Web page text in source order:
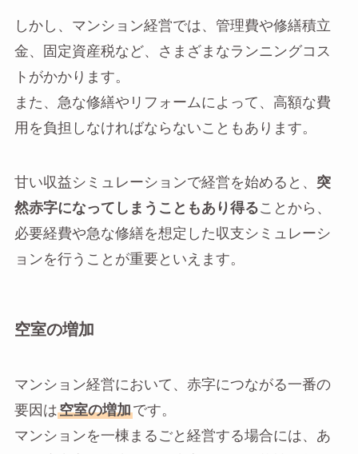
しかし、マンション経営では、管理費や修繕積立
金、固定資産税など、さまざまなランニングコス
トがかかります。
また、急な修繕やリフォームによって、高額な費
用を負担しなければならないこともあります。
甘い収益シミュレーションで経営を始めると、 突
然赤字になってしまうこともあり得ることから、
必要経費や急な修繕を想定した収支シミュレーシ
ョンを行うことが重要といえます。
空室の増加
マンション経営において、赤字につながる一番の
要因は空室の増加です。
マンションを一棟まるごと経営する場合には、あ